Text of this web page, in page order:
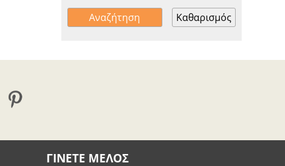
Καθαρισμός
ΓΙΝΕΤΕ ΜΕΛΟΣ